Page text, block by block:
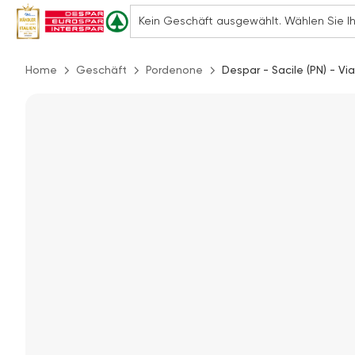
Home Geschäft Pordenone Despar - Sacile (PN) -